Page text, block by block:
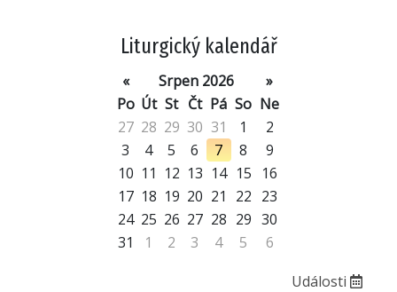
Liturgický kalendář
« Srpen 2026
»
Po Út St Čt Pá So Ne
27 28 29 30 31 1
2
3
4 5 6 7 8
9
10 11 12 13 14 15
16
17 18 19 20 21 22 23
24 25 26 27 28 29 30
31
1 2 3 4 5 6
Události